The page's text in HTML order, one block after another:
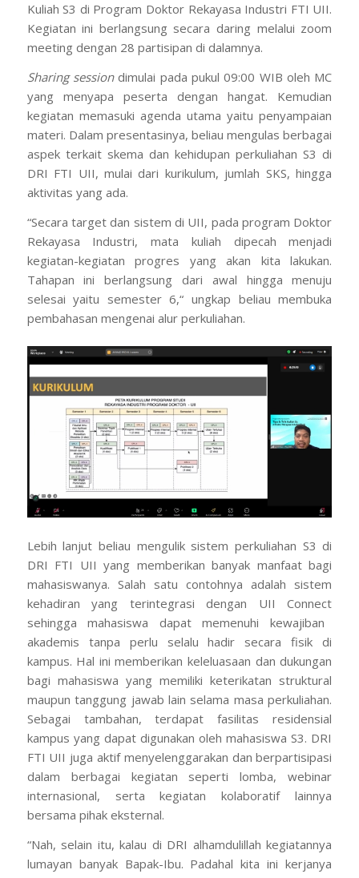
Kuliah S3 di Program Doktor Rekayasa Industri FTI UII.
Kegiatan ini berlangsung secara daring melalui zoom
meeting dengan 28 partisipan di dalamnya.
Sharing sessiondimulai pada pukul 09:00 WIB oleh MC
yang menyapa peserta dengan hangat. Kemudian
kegiatan memasuki agenda utama yaitu penyampaian
materi. Dalam presentasinya, beliau mengulas berbagai
aspek terkait skema dan kehidupan perkuliahan S3 di
DRI FTI UII, mulai dari kurikulum, jumlah SKS, hingga
aktivitas yang ada.
“Secara target dan sistem di UII, pada program Doktor
Rekayasa Industri, mata kuliah dipecah menjadi
kegiatan-kegiatan progres yang akan kita lakukan.
Tahapan ini berlangsung dari awal hingga menuju
selesai yaitu semester 6,“ ungkap beliau membuka
pembahasan mengenai alur perkuliahan.
Lebih lanjut beliau mengulik sistem perkuliahan S3 di
DRI FTI UII yang memberikan banyak manfaat bagi
mahasiswanya. Salah satu contohnya adalah sistem
kehadiran yang terintegrasi dengan UIIConnect
sehingga mahasiswa dapat memenuhi kewajiban
akademis tanpa perlu selalu hadir secara fisik di
kampus. Hal ini memberikan keleluasaan dan dukungan
bagi mahasiswa yang memiliki keterikatan struktural
maupun tanggung jawab lain selama masa perkuliahan.
Sebagai tambahan, terdapat fasilitas residensial
kampus yang dapat digunakan oleh mahasiswa S3. DRI
FTI UII juga aktif menyelenggarakan dan berpartisipasi
dalam berbagai kegiatan seperti lomba, webinar
internasional, serta kegiatan kolaboratif lainnya
bersama pihak eksternal.
“Nah, selain itu, kalau di DRI alhamdulillah kegiatannya
lumayan banyak Bapak-Ibu. Padahal kita ini kerjanya